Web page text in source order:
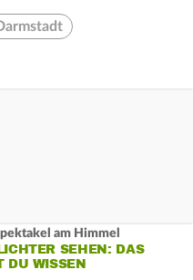
am Himmel
SEHEN: DAS
DU WISSEN